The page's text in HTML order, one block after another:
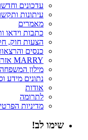
עדכונים
עיתונות
מאמרים
כתבות וידאו
הצעות חוק,
כנסים
MARRY אזרחי
מילון
נתונים מידע
אודות
לתרומה
מדיניות
שימו לב!